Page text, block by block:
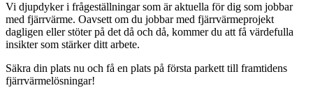
Vi djupdyker i frågeställningar som är aktuella för dig som jobbar
med fjärrvärme. Oavsett om du jobbar med fjärrvärmeprojekt
dagligen eller stöter på det då och då, kommer du att få värdefulla
insikter som stärker ditt arbete.
Säkra din plats nu och få en plats på första parkett till framtidens
fjärrvärmelösningar!